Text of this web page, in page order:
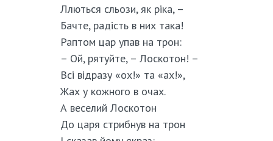
Ллються сльози, як ріка, –
Бачте, радість в них така!
Раптом цар упав на трон:
– Ой, рятуйте, – Лоскотон! –
Всі відразу «ох!» та «ах!»,
Жах у кожного в очах.
А веселий Лоскотон
До царя стрибнув на трон